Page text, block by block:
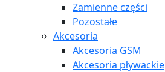
Zamienne części
Pozostałe
Akcesoria
Akcesoria GSM
Akcesoria pływackie